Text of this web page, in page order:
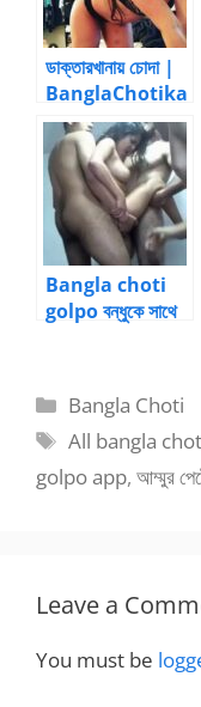
ডাক্তারখানায় চোদা |
BanglaChotika
hini – New
Bangla Choti
Bangla choti
golpo বন্ধুকে সাথে
Categories
Bangla Choti
Tags
All bangla
golpo app, আম্মুর
Leave a
You must be